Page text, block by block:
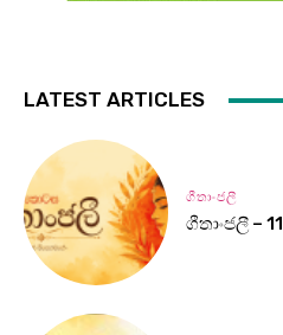
LATEST ARTICLES
ගීතාංජලී
ගීතාංජලී – 11